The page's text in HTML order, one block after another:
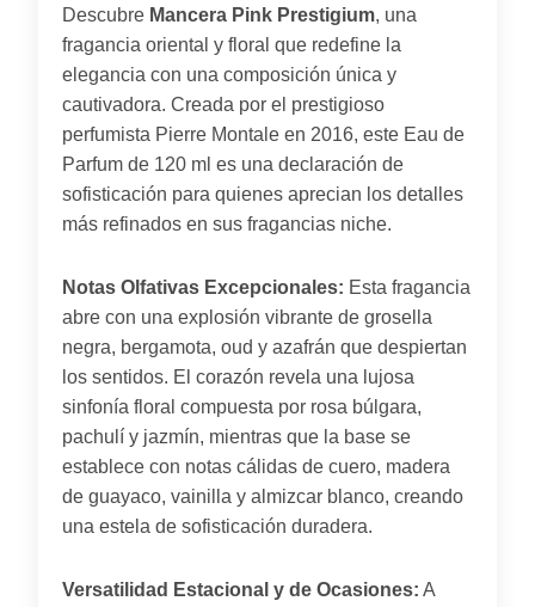
Descubre Mancera Pink Prestigium, una
fragancia oriental y floral que redefine la
elegancia con una composición única y
cautivadora. Creada por el prestigioso
perfumista Pierre Montale en 2016, este Eau de
Parfum de 120 ml es una declaración de
sofisticación para quienes aprecian los detalles
más refinados en sus fragancias niche.
Notas Olfativas Excepcionales: Esta fragancia
abre con una explosión vibrante de grosella
negra, bergamota, oud y azafrán que despiertan
los sentidos. El corazón revela una lujosa
sinfonía floral compuesta por rosa búlgara,
pachulí y jazmín, mientras que la base se
establece con notas cálidas de cuero, madera
de guayaco, vainilla y almizcar blanco, creando
una estela de sofisticación duradera.
Versatilidad Estacional y de Ocasiones: A